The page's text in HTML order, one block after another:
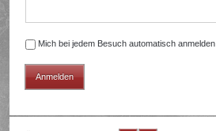
Mich bei jedem Besuch automatisch anmelden